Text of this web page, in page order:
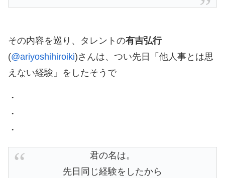
その内容を巡り、タレントの有吉弘行
(@ariyoshihiroiki)さんは、つい先日「他人事とは思
えない経験」をしたそうで
・
・
・
君の名は。
先日同じ経験をしたから